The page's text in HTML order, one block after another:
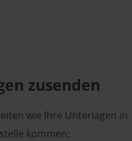
zusenden
wie Ihre Unterlagen in
kommen: